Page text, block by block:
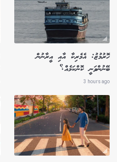
ހޮރުމުޒު: އެމެރިކާ އާއި އީރާނުން
ބޭނުންވަނީ ކޮންކަމެއް؟
3 hours ago